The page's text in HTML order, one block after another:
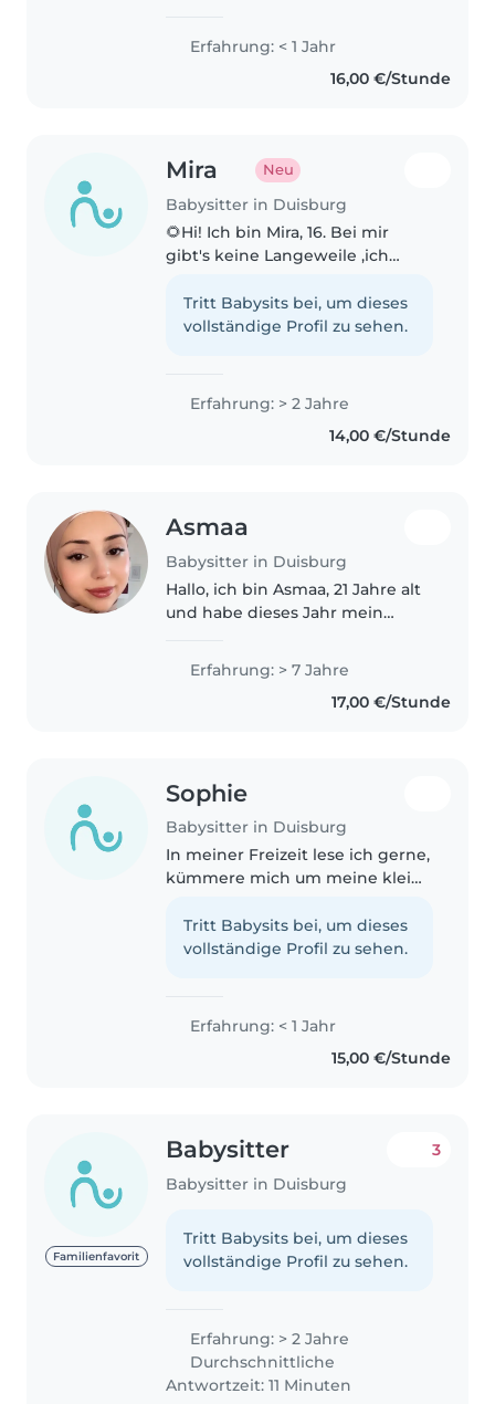
Babysitterin sowie
Masterstudentin der
Psychologie. Durch mein
Erfahrung: < 1 Jahr
16,00 €/Stunde
Mira Neu
Babysitter in Duisburg
🌻Hi! Ich bin Mira, 16. Bei mir
gibt's keine Langeweile ,ich
bastle und tanze total gerne.
Nach den Sommerferien starte
Tritt Babysits bei, um dieses
vollständige Profil zu sehen.
Erfahrung: > 2 Jahre
14,00 €/Stunde
Asmaa
Babysitter in Duisburg
Hallo, ich bin Asmaa, 21 Jahre alt
und habe dieses Jahr mein
Babysitterin unterstützt und
betreue aktuell ebenfalls noch
Erfahrung: > 7 Jahre
17,00 €/Stunde
Sophie
Babysitter in Duisburg
In meiner Freizeit lese ich gerne,
kümmere mich um meine kleine
Male und kochen Zudem gerne.
Tritt Babysits bei, um dieses
vollständige Profil zu sehen.
Erfahrung: < 1 Jahr
15,00 €/Stunde
Familienfavorit
Babysitter
Babysitter in Duisburg
3
Tritt Babysits bei, um dieses
vollständige Profil zu sehen.
Erfahrung: > 2 Jahre
Durchschnittliche
Antwortzeit: 11 Minuten